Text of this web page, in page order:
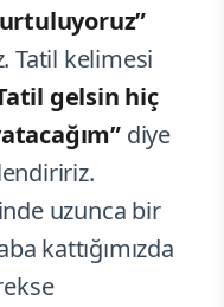
Tatil kelimesi
gelsin hiç
diye
uzunca bir
kattığımızda